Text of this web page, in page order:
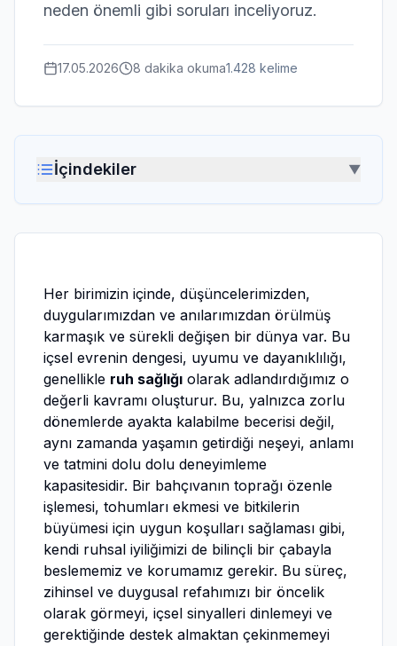
neden önemli gibi soruları inceliyoruz.
17.05.2026 8 dakika okuma1.428 kelime
İçindekiler ▼
Her birimizin içinde, düşüncelerimizden,
duygularımızdan ve anılarımızdan örülmüş
karmaşık ve sürekli değişen bir dünya var. Bu
içsel evrenin dengesi, uyumu ve dayanıklılığı,
genellikle ruh sağlığı olarak adlandırdığımız o
değerli kavramı oluşturur. Bu, yalnızca zorlu
dönemlerde ayakta kalabilme becerisi değil,
aynı zamanda yaşamın getirdiği neşeyi, anlamı
ve tatmini dolu dolu deneyimleme
kapasitesidir. Bir bahçıvanın toprağı özenle
işlemesi, tohumları ekmesi ve bitkilerin
büyümesi için uygun koşulları sağlaması gibi,
kendi ruhsal iyiliğimizi de bilinçli bir çabayla
beslememiz ve korumamız gerekir. Bu süreç,
zihinsel ve duygusal refahımızı bir öncelik
olarak görmeyi, içsel sinyalleri dinlemeyi ve
gerektiğinde destek almaktan çekinmemeyi